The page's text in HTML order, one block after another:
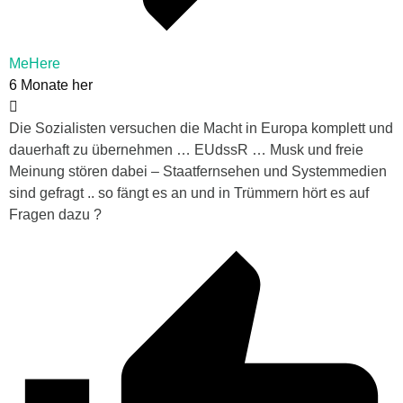
MeHere
6 Monate her
Die Sozialisten versuchen die Macht in Europa komplett und
dauerhaft zu übernehmen … EUdssR … Musk und freie
Meinung stören dabei – Staatfernsehen und Systemmedien
sind gefragt .. so fängt es an und in Trümmern hört es auf
Fragen dazu ?